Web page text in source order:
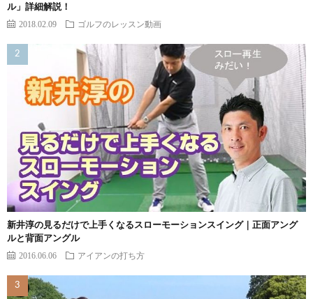
ル」詳細解説！
2018.02.09 ゴルフのレッスン動画
新井淳の見るだけで上手くなるスローモーションスイング｜正面アング
ルと背面アングル
2016.06.06 アイアンの打ち方